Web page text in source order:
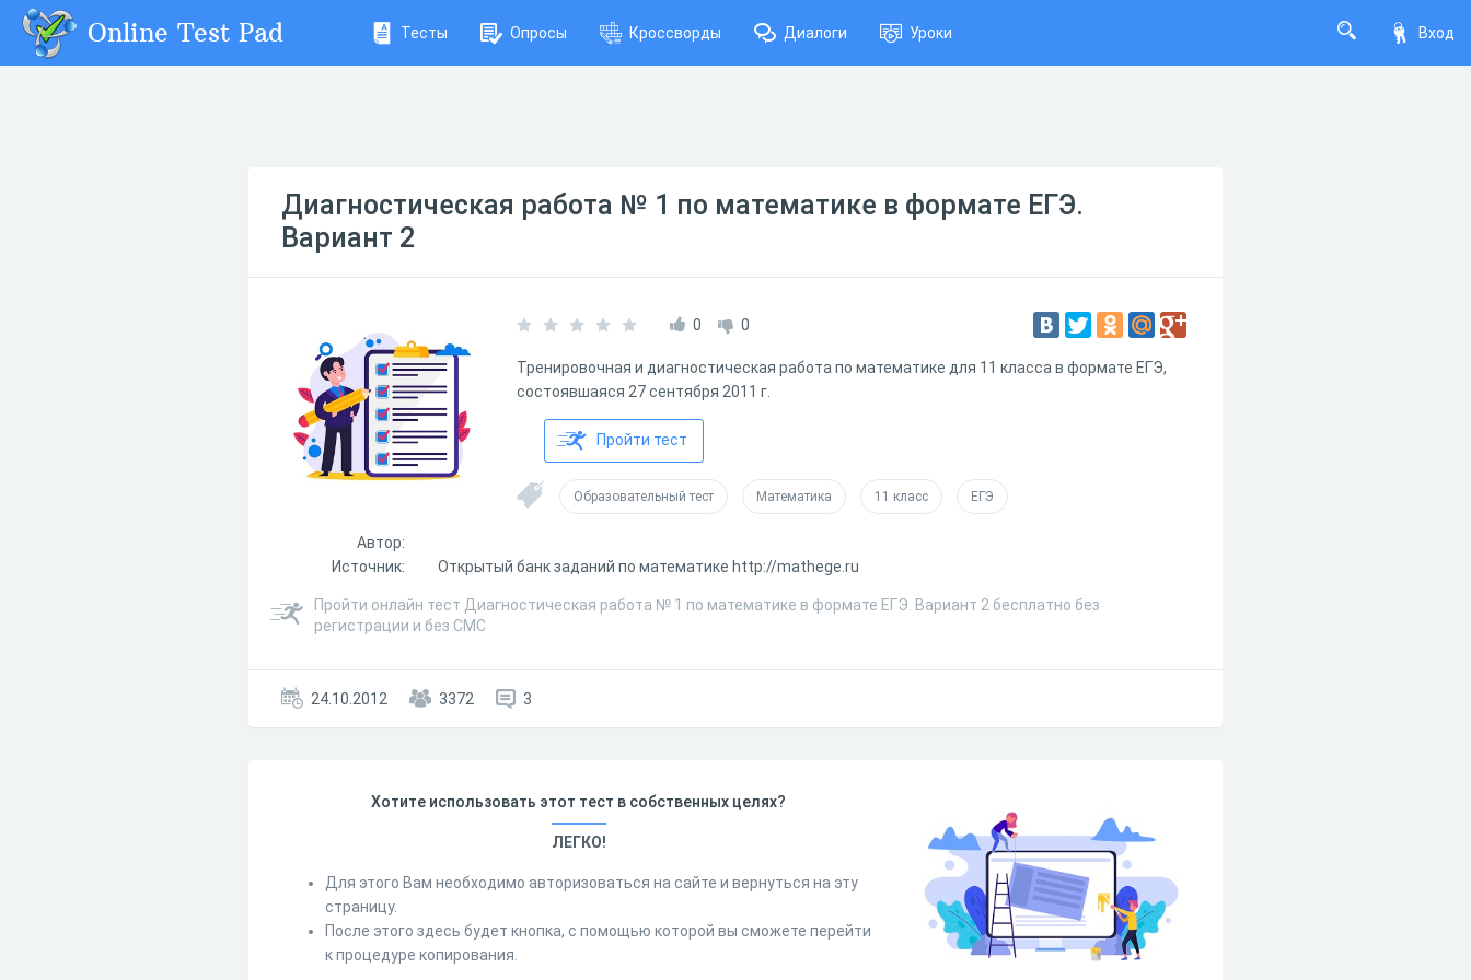
Вход
Online Test Pad Тесты Опросы Кроссворды Диалоги Уроки
Диагностическая работа № 1 по математике в формате ЕГЭ.
Вариант 2
0 0
Тренировочная и диагностическая работа по математике для 11 класса в формате ЕГЭ,
состоявшаяся 27 сентября 2011 г.
Пройти тест
Образовательный тест Математика 11 класс ЕГЭ
Автор:
Источник:
Открытый банк заданий по математике http://mathege.ru
Пройти онлайн тест Диагностическая работа № 1 по математике в формате ЕГЭ. Вариант 2 бесплатно без
регистрации и без СМС
24.10.2012 3372 3
Хотите использовать этот тест в собственных целях?
ЛЕГКО!
Для этого Вам необходимо авторизоваться на сайте и вернуться на эту
страницу.
После этого здесь будет кнопка, с помощью которой вы сможете перейти
к процедуре копирования.